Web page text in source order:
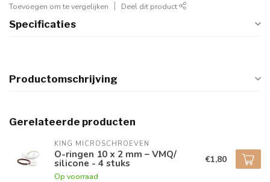
Toevoegen om te vergelijken Deel dit product
Specificaties
Productomschrijving
Gerelateerde producten
KING MICROSCHROEVEN
O-ringen 10 x 2 mm – VMQ/
silicone - 4 stuks
Op voorraad
€1,80